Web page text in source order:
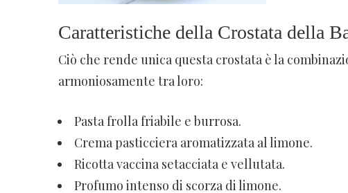
Caratteristiche della Crostata della
Ciò che rende unica questa crostata è la
armoniosamente tra loro:
Pasta frolla friabile e burrosa.
Crema pasticciera aromatizzata al limone.
Ricotta vaccina setacciata e vellutata.
Profumo intenso di scorza di limone.